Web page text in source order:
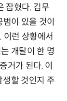
잡혔다. 김무
이 있을 것이
이런 상황에서
개탈이 한 명
거가 된다. 이
할 것인지 주